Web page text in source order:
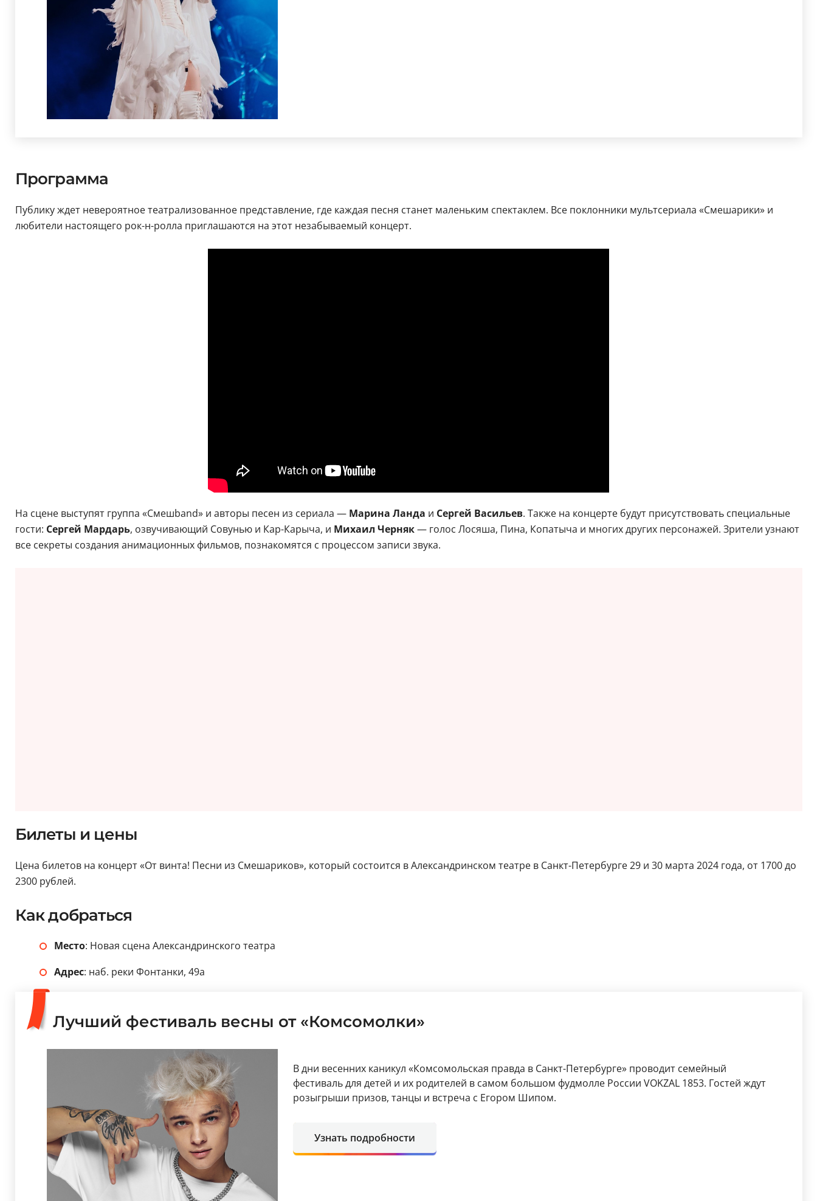
Программа
Публику ждет невероятное театрализованное представление, где каждая песня станет маленьким спектаклем. Все поклонники мультсериала «Смешарики» и
любители настоящего рок-н-ролла приглашаются на этот незабываемый концерт.
На сцене выступят группа «Смешband» и авторы песен из сериала — Марина Ланда и Сергей Васильев. Также на концерте будут присутствовать специальные
гости: Сергей Мардарь, озвучивающий Совунью и Кар-Карыча, и Михаил Черняк— голос Лосяша, Пина, Копатыча и многих других персонажей. Зрители узнают
все секреты создания анимационных фильмов, познакомятся с процессом записи звука.
Билеты и цены
Цена билетов на концерт «От винта! Песни из Смешариков», который состоится в Александринском театре в Санкт-Петербурге 29 и 30 марта 2024 года, от 1700 до
2300 рублей.
Как добраться
Место: Новая сцена Александринского театра
Адрес: наб. реки Фонтанки, 49а
Лучший фестиваль весны от «Комсомолки»
В дни весенних каникул «Комсомольская правда в Санкт-Петербурге» проводит семейный
фестиваль для детей и их родителей в самом большом фудмолле России VOKZAL 1853. Гостей ждут
розыгрыши призов, танцы и встреча с Егором Шипом.
Узнать подробности